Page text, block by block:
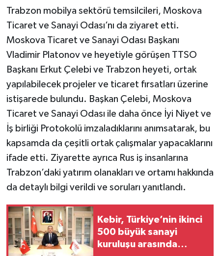
Trabzon mobilya sektörü temsilcileri, Moskova
Ticaret ve Sanayi Odası’nı da ziyaret etti.
Moskova Ticaret ve Sanayi Odası Başkanı
Vladimir Platonov ve heyetiyle görüşen TTSO
Başkanı Erkut Çelebi ve Trabzon heyeti, ortak
yapılabilecek projeler ve ticaret fırsatları üzerine
istişarede bulundu. Başkan Çelebi, Moskova
Ticaret ve Sanayi Odası ile daha önce İyi Niyet ve
İş birliği Protokolü imzaladıklarını anımsatarak, bu
kapsamda da çeşitli ortak çalışmalar yapacaklarını
ifade etti. Ziyarette ayrıca Rus iş insanlarına
Trabzon’daki yatırım olanakları ve ortamı hakkında
da detaylı bilgi verildi ve soruları yanıtlandı.
Kebir, Türkiye’nin ikinci
500 büyük sanayi
kuruluşu arasında